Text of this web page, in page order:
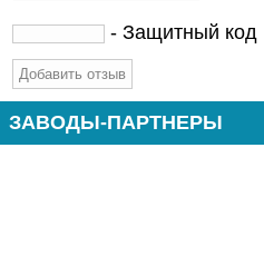
- Защитный код
ЗАВОДЫ-ПАРТНЕРЫ